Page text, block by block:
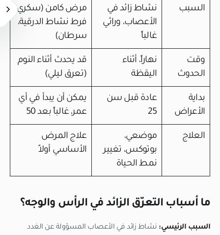
السبب
نشاط زائد في
الأعصاب، وراثي
غالباً
مرض كامن (سكري،
فرط نشاط الدرقية،
سرطان)
وقت
الحدوث
نهاراً، أثناء
اليقظة
قد يحدث أثناء النوم
(تعرق ليلي)
بداية
الأعراض
عادة قبل سن
25
يمكن أن يبدأ في أي
عمر، غالباً بعد 50
العلاج
موضعي،
بوتوكس، تغيير
نمط الحياة
علاج المرض
الأساسي أولاً
ما أسباب التعرّق الزائد في الرأس والوجه؟
السبب الرئيسي: نشاط زائد في الأعصاب المسؤولة عن الغدد